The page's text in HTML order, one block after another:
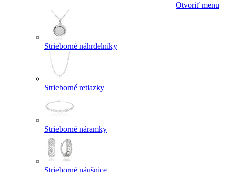
Otvoriť menu
Strieborné náhrdelníky
Strieborné retiazky
Strieborné náramky
Strieborné náušnice